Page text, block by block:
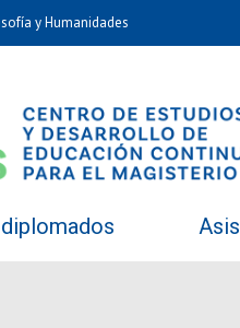
y Humanidades